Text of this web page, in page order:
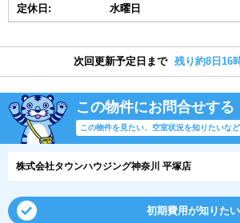
定休日: 水曜日
次回更新予定日まで 残り約8日16
この物件にお問合せする
この物件を見たい、空室状況を知りたいなど
株式会社タウンハウジング神奈川 平塚店
初期費用が知りたい